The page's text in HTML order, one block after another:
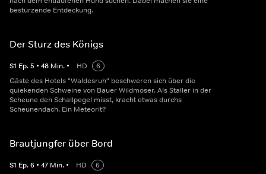
bestürzende Entdeckung.
Der Sturz des Königs
S1 Ep.5 • 48 Min. • HD
6
Gäste des Hotels "Waldesruh" beschweren sich über die
quiekenden Schweine von Bauer Wildmoser. Als Staller in der
Scheune den Schallpegel misst, kracht etwas durchs
Scheunendach. Ein Meteorit?
Brautjungfer über Bord
S1 Ep.6 • 47 Min. • HD
6